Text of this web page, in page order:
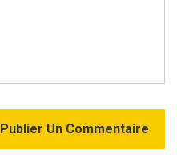
Publier Un Commentaire